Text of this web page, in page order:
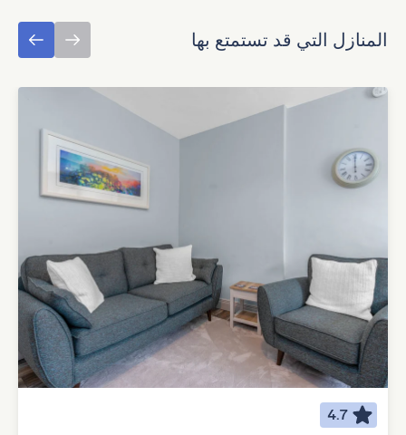
المنازل التي قد تستمتع بها
4.7